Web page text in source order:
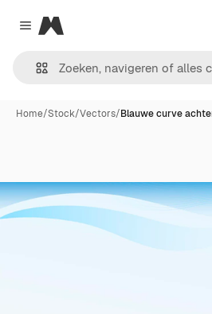
Close menu
Magnific
Home/Stock/Vectors/Blauwe curve